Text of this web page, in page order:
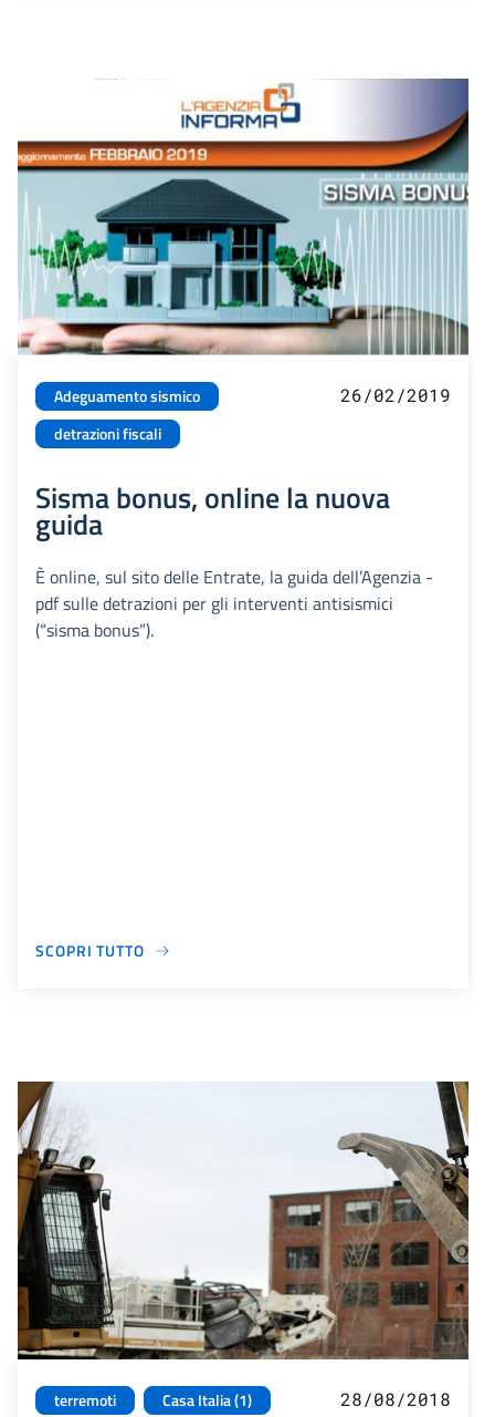
Adeguamento sismico
detrazioni fiscali
26/02/2019
Sisma bonus, online la nuova
guida
È online, sul sito delle Entrate, la guida dell’Agenzia -
pdf sulle detrazioni per gli interventi antisismici
(“sisma bonus”).
SCOPRI TUTTO
terremoti
Casa Italia (1)
28/08/2018